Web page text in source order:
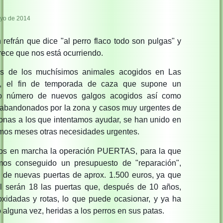
de 2014
refrán que dice "al perro flaco todo son pulgas" y
que nos está ocurriendo.
de los muchísimos animales acogidos en Las
el fin de temporada de caza que supone un
número de nuevos galgos acogidos así como
por la zona y casos muy urgentes de
a los que intentamos ayudar, se han unido en
meses otras necesidades urgentes.
en marcha la operación PUERTAS, para la que
conseguido un presupuesto de "reparación",
de nuevas puertas de aprox. 1.500 euros, ya que
serán 18 las puertas que, después de 10 años,
y rotas, lo que puede ocasionar, y ya ha
alguna vez, heridas a los perros en sus patas.